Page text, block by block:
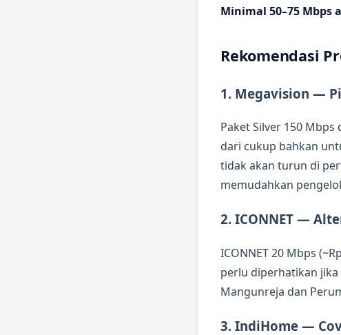
Minimal 50–75
Rekomendasi
1. Megavision —
Paket Silver 150
dari cukup bahkan
tidak akan turun di
memudahkan
2. ICONNET —
ICONNET 20 Mbps
perlu diperhatikan jika
Mangunreja dan
3. IndiHome —